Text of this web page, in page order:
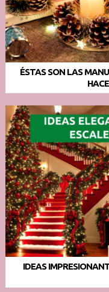
ÉSTAS SON LAS
IDEAS